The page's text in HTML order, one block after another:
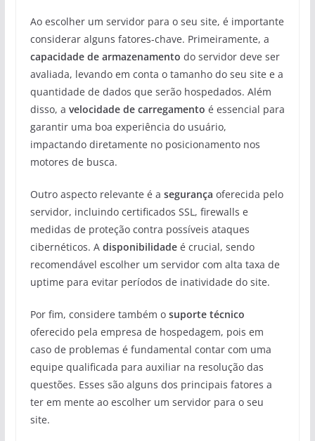
Ao escolher um servidor para o seu site, é importante
considerar alguns fatores-chave. Primeiramente, a
capacidade de armazenamento do servidor deve ser
avaliada, levando em conta o tamanho do seu site e a
quantidade de dados que serão hospedados. Além
disso, a velocidade de carregamento é essencial para
garantir uma boa experiência do usuário,
impactando diretamente no posicionamento nos
motores de busca.
Outro aspecto relevante é a segurança oferecida pelo
servidor, incluindo certificados SSL, firewalls e
medidas de proteção contra possíveis ataques
cibernéticos. A disponibilidadeé crucial, sendo
recomendável escolher um servidor com alta taxa de
uptime para evitar períodos de inatividade do site.
Por fim, considere também o suporte técnico
oferecido pela empresa de hospedagem, pois em
caso de problemas é fundamental contar com uma
equipe qualificada para auxiliar na resolução das
questões. Esses são alguns dos principais fatores a
ter em mente ao escolher um servidor para o seu
site.